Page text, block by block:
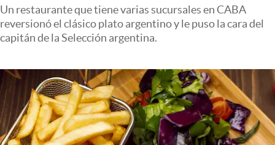
Apertura
Clase
Clima
Mundial 2026
Eventos Corporativos
Un restaurante que tiene varias sucursales en CABA
reversionó el clásico plato argentino y le puso la cara del
capitán de la Selección argentina.